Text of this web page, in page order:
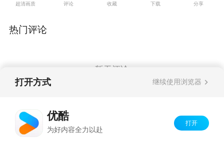
超清画质 评论 收藏 下载 分享
热门评论
暂无评论
打开方式 继续使用浏览器
优酷
为好内容全力以赴
打开